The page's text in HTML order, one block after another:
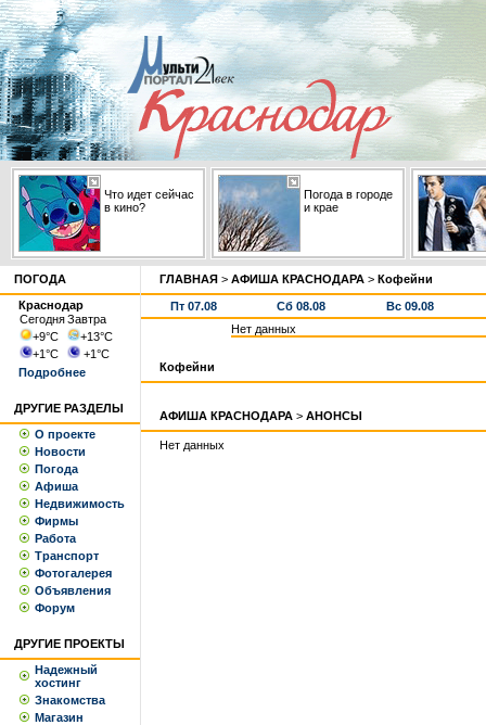
Что идет сейчас
в кино?
Погода в городе
и крае
ПОГОДА
Краснодар
СегодняЗавтра
+9°С +13°С
+1°С +1°С
Подробнее
ДРУГИЕ РАЗДЕЛЫ
О проекте
Новости
Погода
Афиша
Недвижимость
Фирмы
Работа
Транспорт
Фотогалерея
Объявления
Форум
ДРУГИЕ ПРОЕКТЫ
Надежный
хостинг
Знакомства
Магазин
ГЛАВНАЯ > АФИША КРАСНОДАРА > Кофейни
Пт 07.08 Сб 08.08
Вс 09.08
Нет данных
Кофейни
АФИША КРАСНОДАРА > АНОНСЫ
Нет данных